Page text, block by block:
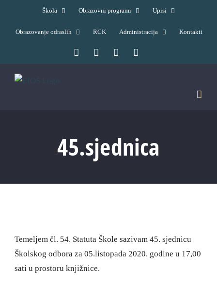
content
Škola Obrazovni programi Upisi
Obrazovanje odraslih RCK Administracija Kontakti
FacebookYouTube
45.sjednica
Temeljem čl. 54. Statuta Škole sazivam 45. sjednicu
Školskog odbora za 05.listopada 2020. godine u 17,00
sati u prostoru knjižnice.